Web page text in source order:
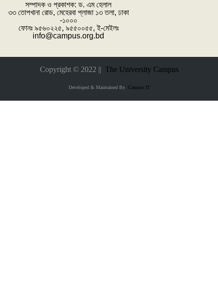
সম্পাদক ও প্রকাশক: ‌ড. এম হেলাল
৩৩ তোপখানা রোড, মেহেরবা প্লাজা ১৩ তলা, ঢাকা
-১০০০
ফোনঃ ৯৫৬০২২৫, ৯৫৫০০৫৫, ই-মেইলঃ
info@campus.org.bd
Copyright © 2022 || The University Campus
Developed & Maintained ByCampus IT